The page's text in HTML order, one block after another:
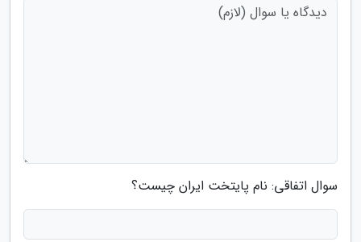
سوال اتفاقی: نام پایتخت ایران چیست؟